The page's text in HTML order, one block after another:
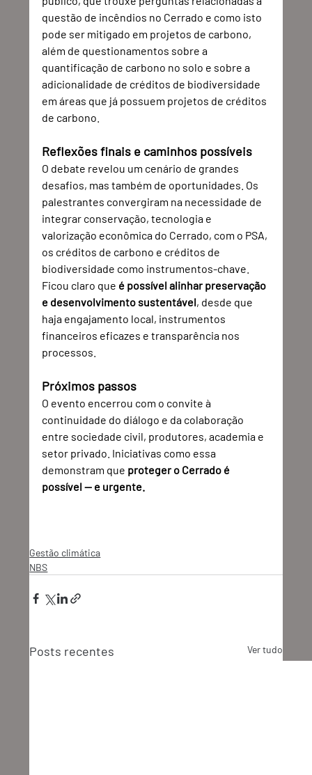
questão de incêndios no Cerrado e como isto
pode ser mitigado em projetos de carbono,
além de questionamentos sobre a
quantificação de carbono no solo e sobre a
adicionalidade de créditos de biodiversidade
em áreas que já possuem projetos de créditos
de carbono.
Reflexões finais e caminhos possíveis
O debate revelou um cenário de grandes
desafios, mas também de oportunidades. Os
palestrantes convergiram na necessidade de
integrar conservação, tecnologia e
valorização econômica do Cerrado, com o PSA,
os créditos de carbono e créditos de
biodiversidade como instrumentos-chave.
Ficou claro que é possível alinhar preservação
e desenvolvimento sustentável, desde que
haja engajamento local, instrumentos
financeiros eficazes e transparência nos
processos.
Próximos passos
O evento encerrou com o convite à
continuidade do diálogo e da colaboração
entre sociedade civil, produtores, academia e
setor privado. Iniciativas como essa
demonstram que proteger o Cerrado é
possível — e urgente.
Gestão climática
NBS
Posts recentes Ver tudo